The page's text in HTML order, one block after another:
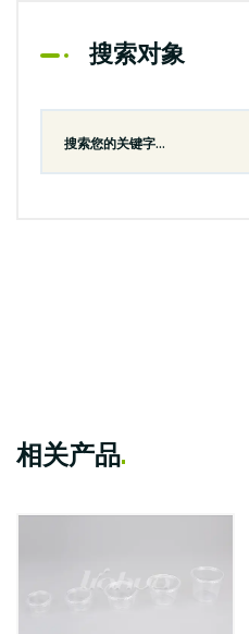
搜索对象
相关产品.